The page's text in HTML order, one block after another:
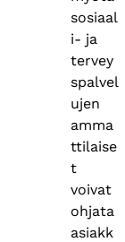
sosiaal
i- ja
tervey
spalvel
ujen
amma
ttilaise
t
voivat
ohjata
asiakk